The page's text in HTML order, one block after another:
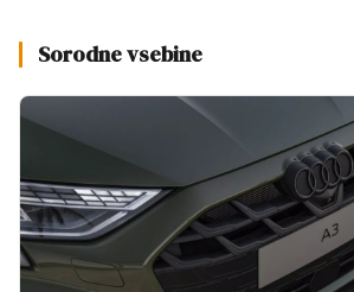
Sorodne vsebine